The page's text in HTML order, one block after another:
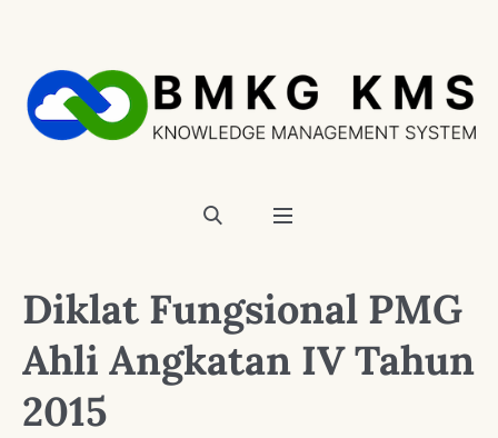
Diklat Fungsional PMG
Ahli Angkatan IV Tahun
2015